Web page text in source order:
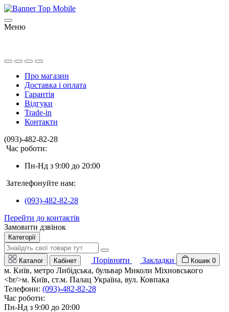
Меню
Про магазин
Доставка і оплата
Гарантія
Відгуки
Trade-in
Контакти
(093)-482-82-28
Час роботи:
Пн-Нд з 9:00 до 20:00
Зателефонуйте нам:
(093)-482-82-28
Перейти до контактів
Замовити дзвінок
Категорії
Каталог Кабінет Порівняти Закладки Кошик 0
м. Київ, метро Либідська, бульвар Миколи Міхновського
<br/>м. Київ, ст.м. Палац Україна, вул. Ковпака
Телефони: (093)-482-82-28
Час роботи:
Пн-Нд з 9:00 до 20:00